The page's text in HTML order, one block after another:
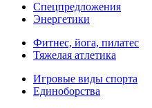
Спецпредложения
Энергетики
Фитнес, йога, пилатес
Тяжелая атлетика
Игровые виды спорта
Единоборства